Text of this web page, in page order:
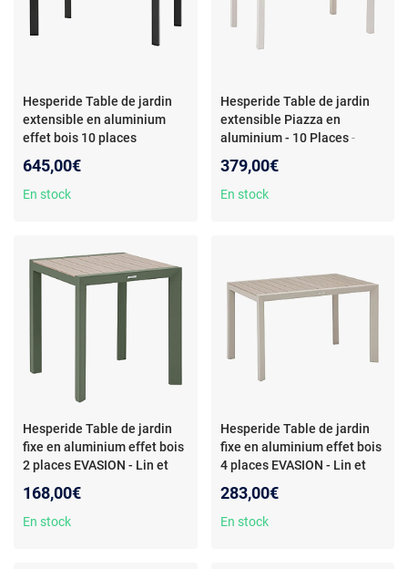
Hesperide Table de jardin
extensible en aluminium
effet bois 10 places
graphite - Hespéride - Table
de jardin extensible en
645,00€
En stock
Hesperide Table de jardin
extensible Piazza en
aluminium - 10 Places -
extensible Piazza en
aluminium - 10 Places -
379,00€
En stock
Hesperide Table de jardin
fixe en aluminium effet bois
2 places EVASION - Lin et
Table de jardin fixe en
aluminium effet bois 2 places
168,00€
En stock
Hesperide Table de jardin
fixe en aluminium effet bois
4 places EVASION - Lin et
jardin fixe en aluminium effet
bois 4 places EVASION - Lin
283,00€
En stock